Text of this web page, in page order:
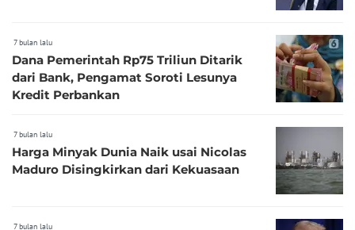
7 bulan lalu
Dana Pemerintah Rp75 Triliun Ditarik
dari Bank, Pengamat Soroti Lesunya
Kredit Perbankan
7 bulan lalu
Harga Minyak Dunia Naik usai Nicolas
Maduro Disingkirkan dari Kekuasaan
7 bulan lalu